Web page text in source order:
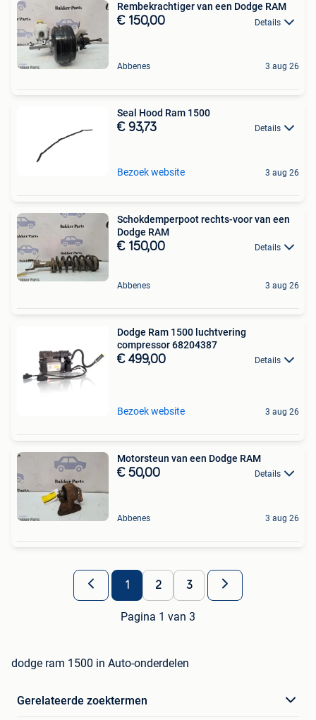
Rembekrachtiger van een Dodge RAM
€ 150,00 Details
Abbenes 3 aug 26
Seal Hood Ram 1500
€ 93,73 Details
Bezoek website 3 aug 26
Schokdemperpoot rechts-voor van een
Dodge RAM
€ 150,00 Details
Abbenes 3 aug 26
Dodge Ram 1500 luchtvering
compressor 68204387
€ 499,00 Details
Bezoek website 3 aug 26
Motorsteun van een Dodge RAM
€ 50,00 Details
Abbenes 3 aug 26
1 2 3
Pagina 1 van 3
dodge ram 1500 in Auto-onderdelen
Gerelateerde zoektermen